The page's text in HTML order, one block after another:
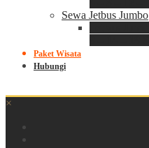
Sewa Jetbus Jumbo
Paket Wisata
Hubungi
×